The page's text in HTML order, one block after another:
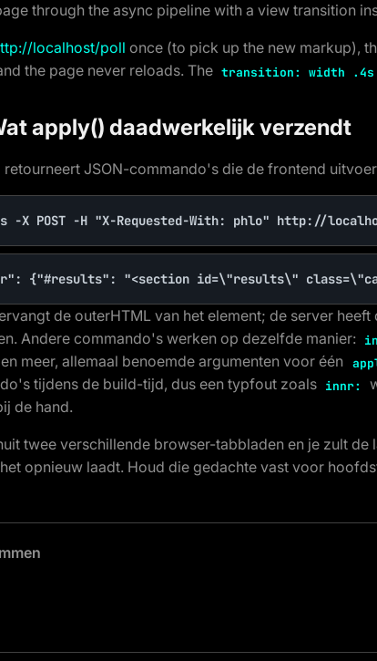
through the async pipeline with a view transition
localhost/poll once (to pick up the new markup),
the page never reloads. The transition: width .4s
apply() daadwerkelijk verzendt
retourneert JSON-commando's die de frontend
-X POST -H "X-Requested-With: phlo" http://
{"#results": "<section id=\"results\"
de outerHTML van het element; de server heeft
Andere commando's werken op dezelfde manier:
meer, allemaal benoemde argumenten voor één
tijdens de build-tijd, dus een typfout zoals innr:
de hand.
twee verschillende browser-tabbladen en je zult
opnieuw laadt. Houd die gedachte vast voor